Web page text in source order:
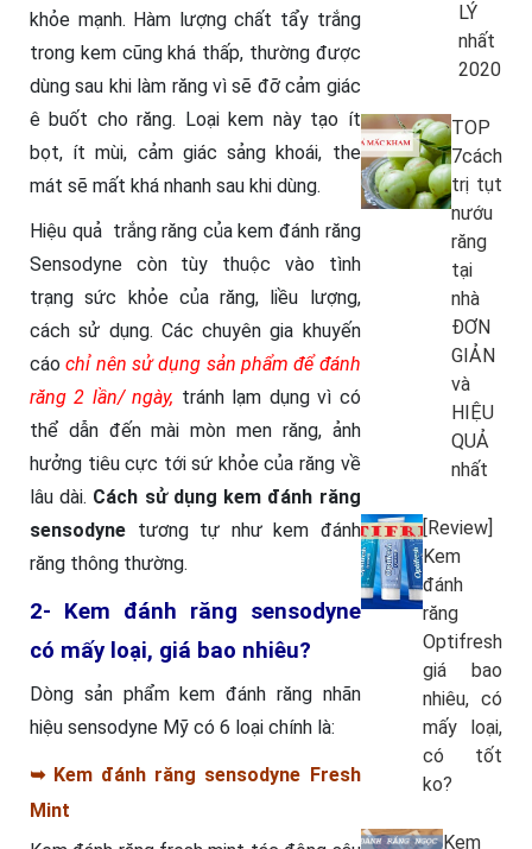
khỏe mạnh. Hàm lượng chất tẩy trắng
trong kem cũng khá thấp, thường được
dùng sau khi làm răng vì sẽ đỡ cảm giác
ê buốt cho răng. Loại kem này tạo ít
bọt, ít mùi, cảm giác sảng khoái, the
mát sẽ mất khá nhanh sau khi dùng.
Hiệu quả trắng răng của kem đánh răng
Sensodyne còn tùy thuộc vào tình
trạng sức khỏe của răng, liều lượng,
cách sử dụng. Các chuyên gia khuyến
cáochỉ nên sử dụng sản phẩm để đánh
răng 2 lần/ ngày, tránh lạm dụng vì có
thể dẫn đến mài mòn men răng, ảnh
hưởng tiêu cực tới sứ khỏe của răng về
lâu dài. Cách sử dụng kem đánh răng
sensodyne tương tự như kem đánh
răng thông thường.
2- Kem đánh răng sensodyne
có mấy loại, giá bao nhiêu?
Dòng sản phẩm kem đánh răng nhãn
hiệu sensodyne Mỹ có 6 loại chính là:
➥ Kem đánh răng sensodyne Fresh
Mint
LÝ
nhất
2020
TOP
7cách
trị tụt
nướu
răng
tại
nhà
ĐƠN
GIẢN
và
HIỆU
QUẢ
nhất
[Review]
Kem
đánh
răng
Optifresh
giá bao
nhiêu, có
mấy loại,
có tốt
ko?
Kem